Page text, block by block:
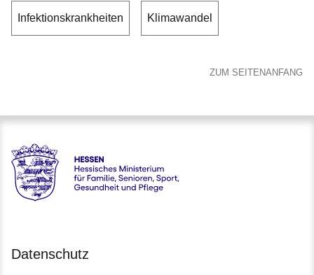
Infektionskrankheiten Klimawandel
ZUM SEITENANFANG
Hessen - Hessisches Ministerium für Familie, Senioren,
Datenschutz